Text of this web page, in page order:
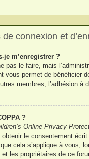
connexion et
je m’enregistrer ?
pas le faire, mais
vous permet de
membres, l’adhésion à
?
Online Privacy
le consentement
cela s’applique à vous,
les propriétaires de ce